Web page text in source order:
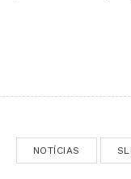
NOTÍCIAS